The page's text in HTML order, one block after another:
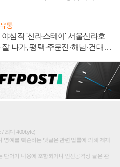
통
야심작 '신라스테이' 서울신라호
나가, 평택·주문진·해남·건대로
/ 최대 400byte)
명예를 훼손하는 댓글은 관련 법률에 의해 제재
단어가 내용에 포함되거나 인신공격성 글은 관